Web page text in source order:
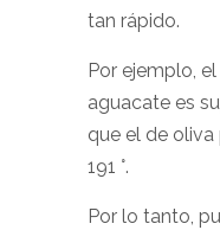
tan rápido.
Por ejemplo,
aguacate es
que el de
191 °.
Por lo tanto,